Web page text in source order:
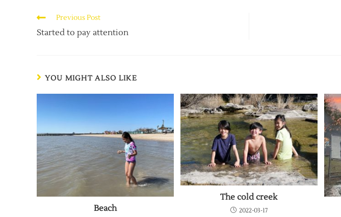
Previous Post
Started to pay attention
YOU MIGHT ALSO LIKE
Beach
The cold creek
2022-03-17